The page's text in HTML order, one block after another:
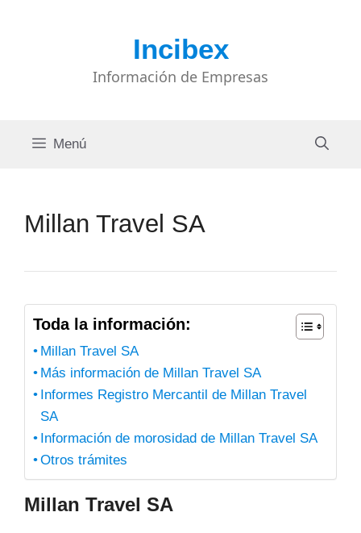
Incibex
Información de Empresas
Menú
Millan Travel SA
Toda la información:
Millan Travel SA
Más información de Millan Travel SA
Informes Registro Mercantil de Millan Travel
SA
Información de morosidad de Millan Travel SA
Otros trámites
Millan Travel SA